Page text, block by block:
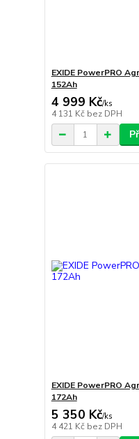
EXIDE PowerPRO
152Ah
4 999 Kč/ks
4 131 Kč bez DPH
EXIDE PowerPRO
172Ah
5 350 Kč/ks
4 421 Kč bez DPH